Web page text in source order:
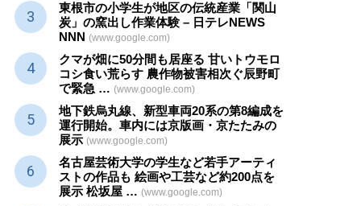
東根市の小学生が地区の伝統産業 「関山
炭」の窯出し作業体験 – 日テレNEWS
NNN (www.google.com)
クマが畑に50分間も居座る 甘いトウモロ
コシ食い荒らす 農作物被害相次ぐ辰野町
で緊急 … (www.google.com)
地下鉄烏丸線、新型車両20系の第8編成を
運行開始。車内には京版画・京たたみの
展示 (www.google.com)
名古屋芸術大学の学生など若手アーティ
ストの作品も 絵画や工芸など約200点を
展示 松坂屋 … (www.google.com)